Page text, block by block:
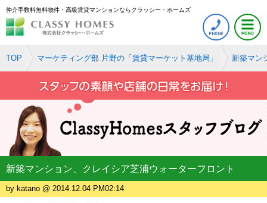
仲介手数料無料物件・高級賃貸マンションならクラッシー・ホームズ
TOP マーケティング部 片野の「賃貸マーケット基地局」 新築マン
新築マンション、クレイシア芝浦ウォーターフロント
by katano @ 2014.12.04 PM02:14